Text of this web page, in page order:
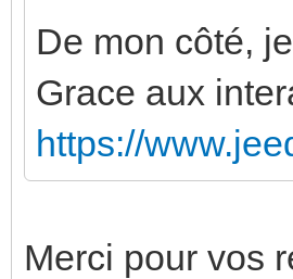
De mon côté,
Grace aux
https://
Merci pour vos